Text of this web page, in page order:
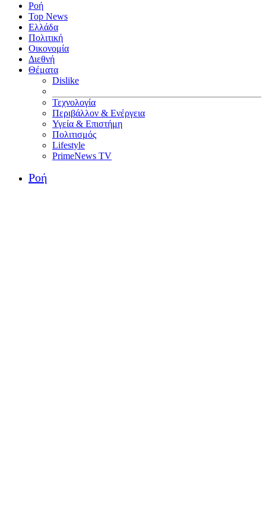
Ροή
Top News
Ελλάδα
Πολιτική
Οικονομία
Διεθνή
Θέματα
Dislike
Τεχνολογία
Περιβάλλον & Ενέργεια
Υγεία & Επιστήμη
Πολιτισμός
Lifestyle
PrimeNews TV
Ροή